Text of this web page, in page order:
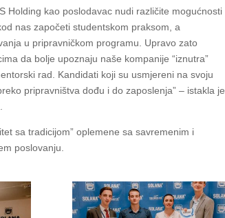
Holding kao poslodavac nudi različite mogućnosti
nas započeti studentskom praksom, a
u pripravničkom programu. Upravo zato
da bolje upoznaju naše kompanije “iznutra”
rad. Kandidati koji su usmjereni na svoju
pripravništva dođu i do zaposlenja” – istakla je
sa tradicijom” oplemene sa savremenim i
poslovanju.